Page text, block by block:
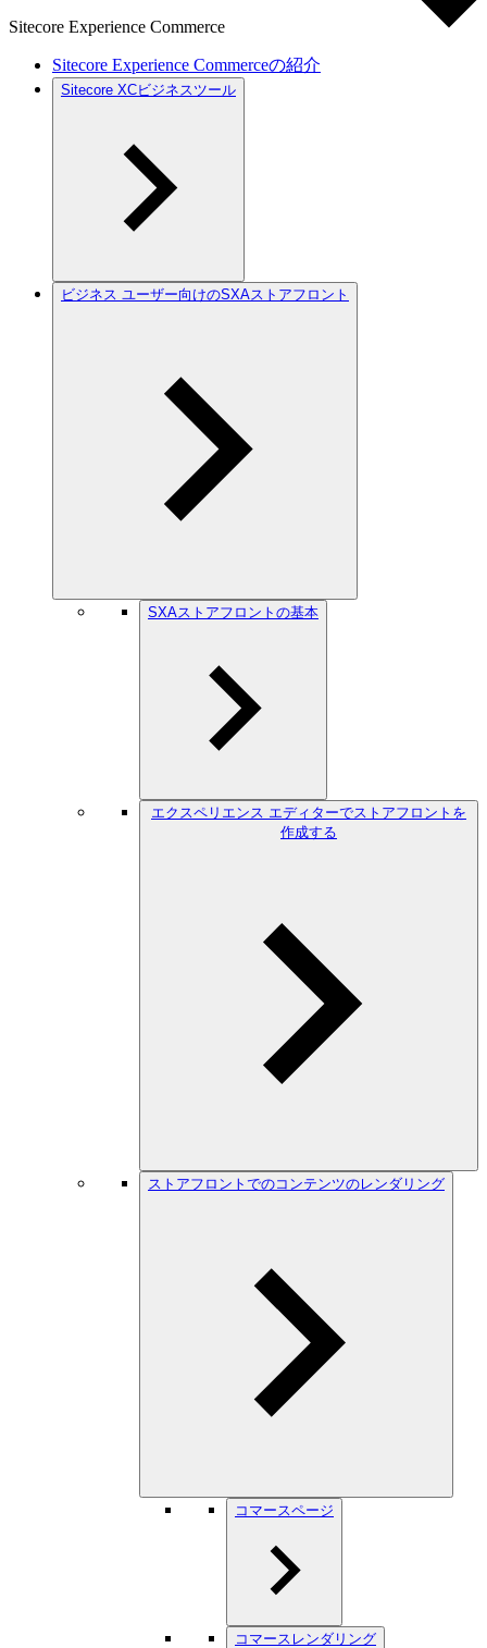
Sitecore Experience Commerce
Sitecore Experience Commerceの紹介
Sitecore XCビジネスツール
ビジネス ユーザー向けのSXAストアフロント
SXAストアフロントの基本
エクスペリエンス エディターでストアフロントを
作成する
ストアフロントでのコンテンツのレンダリング
コマースページ
コマースレンダリング